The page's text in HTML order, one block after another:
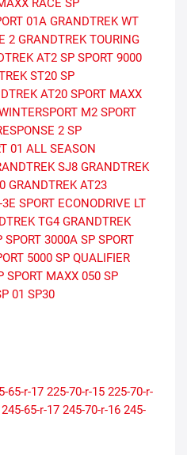
RACE SP
01A GRANDTREK WT
2 GRANDTREK TOURING
AT2 SP SPORT 9000
ST20 SP
AT20 SPORT MAXX
M2 SPORT
2 SP
01 ALL SEASON
SJ8 GRANDTREK
GRANDTREK AT23
SPORT ECONODRIVE LT
TG4 GRANDTREK
SPORT 3000A SP SPORT
5000 SP QUALIFIER
SPORT MAXX 050 SP
01 SP30
65-r-17 225-70-r-15 225-70-r-
245-65-r-17 245-70-r-16 245-